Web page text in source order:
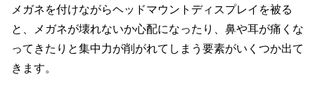
メガネを付けながらヘッドマウントディスプレイを被る
と、メガネが壊れないか心配になったり、鼻や耳が痛くな
ってきたりと集中力が削がれてしまう要素がいくつか出て
きます。